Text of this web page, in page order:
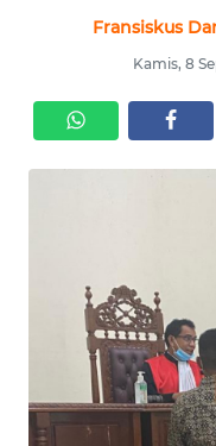
Fransiskus
Kamis, 8
SERBA-
SERBI
INDEKS
BERITA